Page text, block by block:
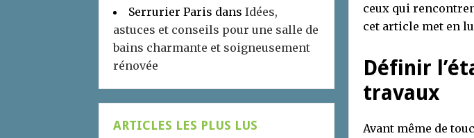
ceux qui
cet article met en
Définir
travaux
Avant même de
Serrurier Paris dans Idées,
astuces et conseils pour une salle de
bains charmante et soigneusement
rénovée
ARTICLES LES PLUS LUS